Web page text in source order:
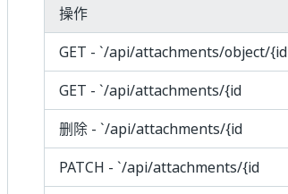
操作
GET - `/api/attachments/object/{id
GET - `​/api​/attachments​/{id
删除 - `/api/attachments/{id
PATCH - `/api/attachments/{id